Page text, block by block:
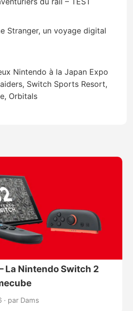
Stranger, un voyage digital
Nintendo à la Japan Expo
Switch Sports Resort,
Orbitals
La Nintendo Switch 2
· par Dams